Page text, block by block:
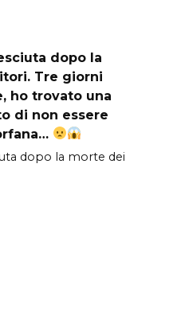
dopo la
Tre giorni
ho trovato una
di non essere
dopo la morte dei